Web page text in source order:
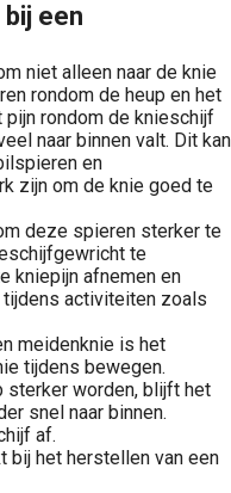
een
niet alleen naar de knie
rondom de heup en het
rondom de knieschijf
naar binnen valt. Dit kan
en
zijn om de knie goed te
deze spieren sterker te
te
kniepijn afnemen en
activiteiten zoals
meidenknie is het
tijdens bewegen.
sterker worden, blijft het
snel naar binnen.
af.
bij het herstellen van een